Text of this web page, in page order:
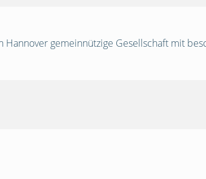
gemeinnützige Gesellschaft mit